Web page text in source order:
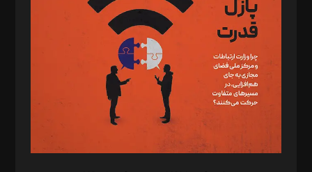
مصطفی مسجدی آرانی، ابوالفضل رجبی، زهرا فکرانه، فائزه فتحی
رستمی،مصطفی باستان
ویرایش: نگار استاد‌‌آقا
طراح یونیفرم: مجید توکلی
فیلمبرداری و عکاسی: امیر شفیعی، مانی لطفی زاده
گرافیک و صفحه‌آرایی: سید‌سبحان‌علی ثابت
مد‌یر توسعه تجاری: کامبیز برید‌
امور مالی: شاپور رهبری، محمد‌ کاظمی‌نیا